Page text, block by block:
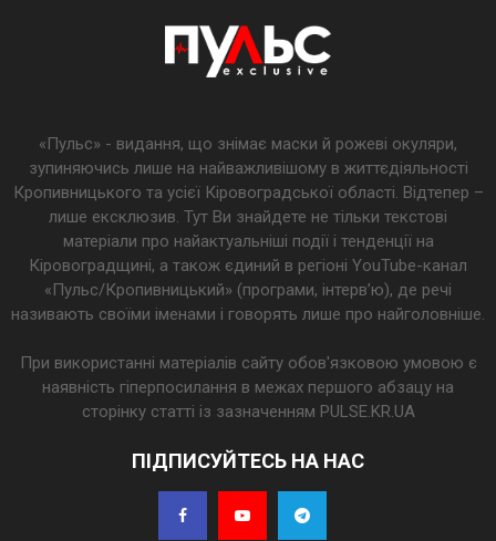
«Пульс» - видання, що знімає маски й рожеві окуляри,
зупиняючись лише на найважливішому в життєдіяльності
Кропивницького та усієї Кіровоградської області. Відтепер –
лише ексклюзив. Тут Ви знайдете не тільки текстові
матеріали про найактуальніші події і тенденції на
Кіровоградщині, а також єдиний в регіоні YouTube-канал
«Пульс/Кропивницький» (програми, інтерв’ю), де речі
називають своїми іменами і говорять лише про найголовніше.
При використанні матеріалів сайту обов'язковою умовою є
наявність гіперпосилання в межах першого абзацу на
сторінку статті із зазначенням PULSE.KR.UA
ПІДПИСУЙТЕСЬ НА НАС